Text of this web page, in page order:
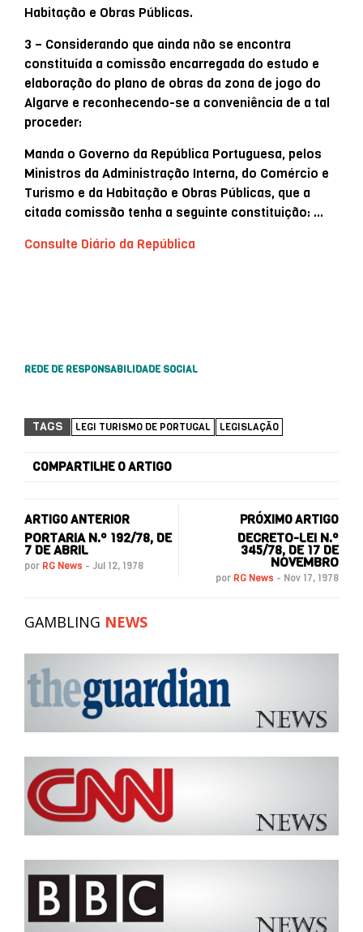
Habitação e Obras Públicas.
3 – Considerando que ainda não se encontra
constituída a comissão encarregada do estudo e
elaboração do plano de obras da zona de jogo do
Algarve e reconhecendo-se a conveniência de a tal
proceder:
Manda o Governo da República Portuguesa, pelos
Ministros da Administração Interna, do Comércio e
Turismo e da Habitação e Obras Públicas, que a
citada comissão tenha a seguinte constituição: …
Consulte Diário da República
REDE DE RESPONSABILIDADE SOCIAL
TAGS LEGI TURISMO DE PORTUGAL LEGISLAÇÃO
COMPARTILHE O ARTIGO
ARTIGO ANTERIOR
PORTARIA N.º 192/78, DE
7 DE ABRIL
por RG News - Jul 12, 1978
PRÓXIMO ARTIGO
DECRETO-LEI N.º
345/78, DE 17 DE
NOVEMBRO
por RG News - Nov 17, 1978
GAMBLING NEWS